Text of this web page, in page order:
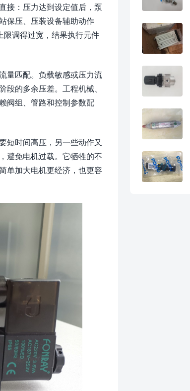
接：压力达到设定值后，泵
保压、压装设备辅助动作
限调得过宽，结果执行元件
量匹配。负载敏感或压力流
的多余压差。工程机械、
阀组、管路和控制参数配
短时间高压，另一些动作又
避免电机过载。它牺牲的不
单加大电机更经济，也更容